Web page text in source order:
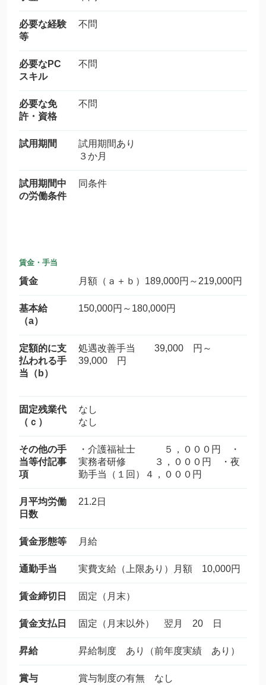
必要な経験
等
不問
必要なPC
スキル
不問
必要な免
許・資格
不問
試用期間
試用期間あり
３か月
試用期間中
の労働条件
同条件
賃金・手当
賃金 月額（ａ＋ｂ）189,000円～219,000円
基本給
（a）
150,000円～180,000円
定額的に支
払われる手
当（b）
処遇改善手当 39,000 円～
39,000 円
固定残業代
（ｃ）
なし
なし
その他の手
当等付記事
項
・介護福祉士 ５，０００円 ・
実務者研修 ３，０００円 ・夜
勤手当（１回）４，０００円
月平均労働
日数
21.2日
賃金形態等 月給
通勤手当 実費支給（上限あり）月額 10,000円
賃金締切日 固定（月末）
賃金支払日 固定（月末以外） 翌月 20 日
昇給 昇給制度 あり（前年度実績 あり）
賞与 賞与制度の有無 なし